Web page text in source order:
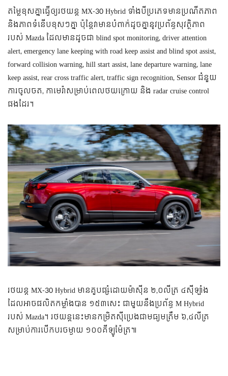
តម្លៃខុសគ្នាធ្វើឲ្យរថយន្ត MX-30 Hybrid ទាំងបីប្រភេទមានប្រណីតភាព
និងភាពទំនើបខុសៗគ្នា ប៉ុន្តែវាមានបំពាក់ដូចគ្នានូវប្រព័ន្ធសុវត្ថិភាព
របស់ Mazda ដែលមានដូចជា blind spot monitoring, driver attention
alert, emergency lane keeping with road keep assist and blind spot assist,
forward collision warning, hill start assist, lane departure warning, lane
keep assist, rear cross traffic alert, traffic sign recognition, Sensor ជំនួយ
ការចូលចត, កាមេរ៉ាសម្រាប់ពេលថយក្រោយ និង radar cruise control
ផងដែរ។
រថយន្ត MX-30 Hybrid មានគួបផ្សំដោយម៉ាស៊ីន ២,០លីត្រ ៤ស៊ីឡាំង
ដែលអាចផលិតកម្លាំងបាន ១៥៣សេះ ជាមួយនឹងប្រព័ន្ធ M Hybrid
របស់ Mazda។ រថយន្តនេះមានកម្រិតស៊ីប្រេងជាមធ្យមត្រឹម ៦,៤លីត្រ
សម្រាប់ការបើកបរចម្ងាយ ១០០គីឡូម៉ែត្រ៕